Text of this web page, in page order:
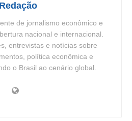
Redação
de jornalismo econômico e
nacional e internacional.
entrevistas e notícias sobre
política econômica e
o Brasil ao cenário global.